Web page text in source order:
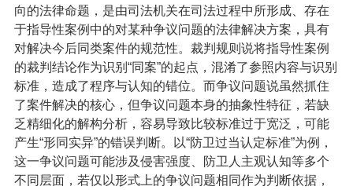
向的法律命题，是由司法机关在司法过程中所形成、存在
于指导性案例中的对某种争议问题的法律解决方案，具有
对解决今后同类案件的规范性。裁判规则说将指导性案例
的裁判结论作为识别“同案”的起点，混淆了参照内容与识别
标准，造成了程序与认知的错位。而争议问题说虽然抓住
了案件解决的核心，但争议问题本身的抽象性特征，若缺
乏精细化的解构分析，容易导致比较标准过于宽泛，可能
产生“形同实异”的错误判断。以“防卫过当认定标准”为例，
这一争议问题可能涉及侵害强度、防卫人主观认知等多个
不同层面，若仅以形式上的争议问题相同作为判断依据，